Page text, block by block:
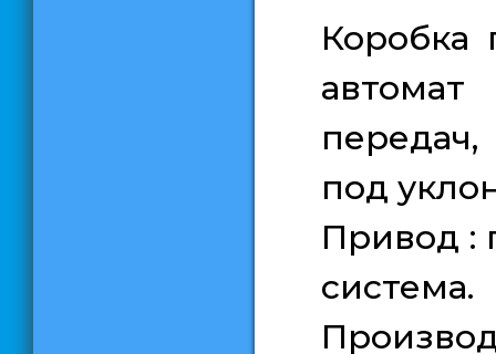
Коробка
под
Привод :
система.